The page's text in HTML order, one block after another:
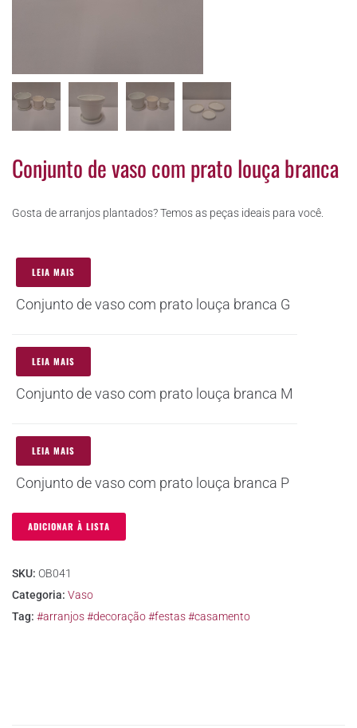
Conjunto de vaso com prato louça branca
Gosta de arranjos plantados? Temos as peças ideais para você.
LEIA MAIS
Conjunto de vaso com prato louça branca G
LEIA MAIS
Conjunto de vaso com prato louça branca M
LEIA MAIS
Conjunto de vaso com prato louça branca P
ADICIONAR À LISTA
SKU: OB041
Categoria: Vaso
Tag: #arranjos #decoração #festas #casamento